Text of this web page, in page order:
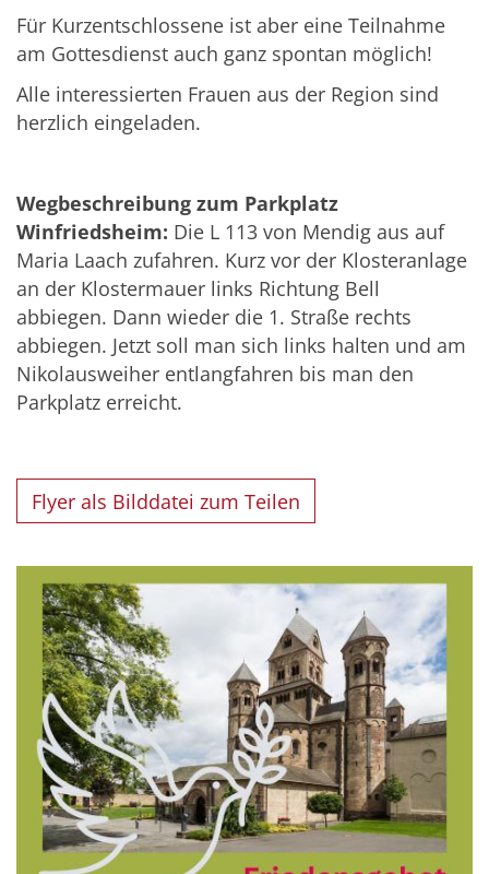
Für Kurzentschlossene ist aber eine Teilnahme
am Gottesdienst auch ganz spontan möglich!
Alle interessierten Frauen aus der Region sind
herzlich eingeladen.
Wegbeschreibung zum Parkplatz
Winfriedsheim: Die L 113 von Mendig aus auf
Maria Laach zufahren. Kurz vor der Klosteranlage
an der Klostermauer links Richtung Bell
abbiegen. Dann wieder die 1. Straße rechts
abbiegen. Jetzt soll man sich links halten und am
Nikolausweiher entlangfahren bis man den
Parkplatz erreicht.
Flyer als Bilddatei zum Teilen